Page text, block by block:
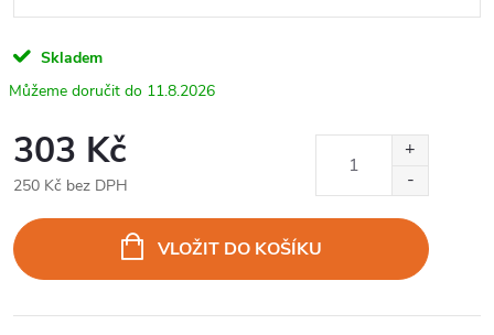
Skladem
11.8.2026
303 Kč
250 Kč bez DPH
cena:
VLOŽIT DO KOŠÍKU